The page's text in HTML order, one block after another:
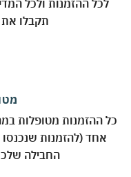
לכל ההזמנות ולכל
תקבלו את
ההזמנות מטופלות
החבילה שלכם